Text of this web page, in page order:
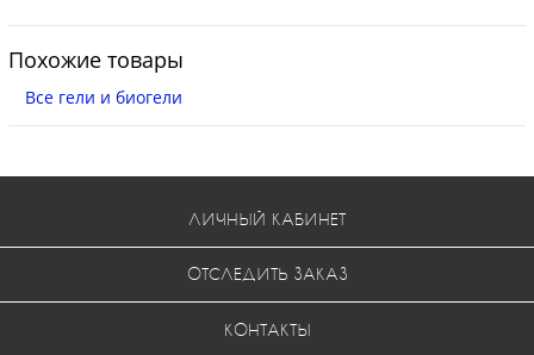
Похожие товары
Все гели и биогели
ЛИЧНЫЙ КАБИНЕТ
ОТСЛЕДИТЬ ЗАКАЗ
КОНТАКТЫ